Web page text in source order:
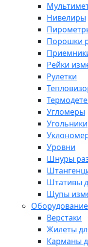
Нивелиры
Порошки
Рейки
Рулетки
Угломеры
Угольники
Уровни
Шнуры
Штативы
Щупы
Верстаки
Жилеты
Карманы